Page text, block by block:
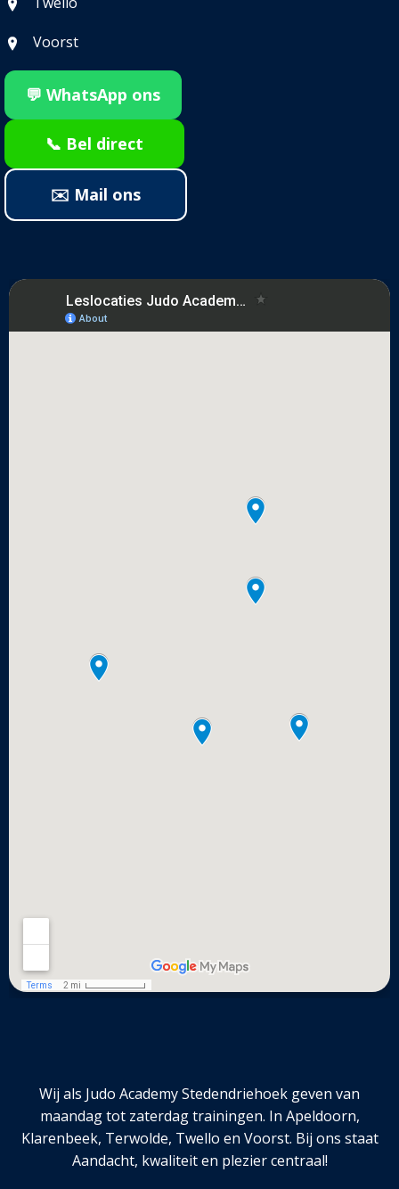
Voorst
💬 WhatsApp ons
📞 Bel direct
✉️ Mail ons
Wij als Judo Academy Stedendriehoek geven van
maandag tot zaterdag trainingen. In Apeldoorn,
Klarenbeek, Terwolde, Twello en Voorst. Bij ons staat
Aandacht, kwaliteit en plezier centraal!